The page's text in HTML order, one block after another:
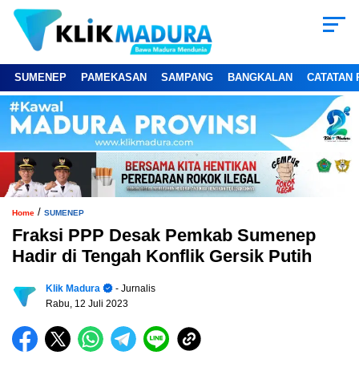
SUMENEP PAMEKASAN SAMPANG BANGKALAN CATATAN
Home / SUMENEP
Fraksi PPP Desak Pemkab Sumenep
Hadir di Tengah Konflik Gersik Putih
Klik Madura
- Jurnalis
Rabu, 12 Juli 2023